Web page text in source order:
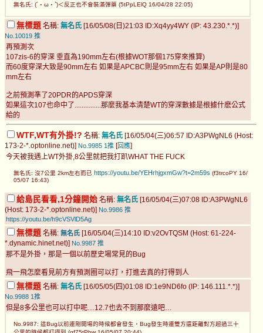
無名氏: (´・ω・`)＜反正也不會裝滿彈藥 (5tPpLElQ 16/04/28 22:05)
無標題 名稱: 無名氏 [16/05/08(日)21:03 ID:Xq4yy4WY (IP: 43.230.*.*)]
No.10019 推
再預測次
107zis-6的穿深 垂直為190mm左右(根據WOT那個175穿來推算)
而60度穿深大致是90mm左右 如果是APCBC則是95mm左右 如果是AP則是80
mm左右
之前預測準了20PDR的APDS穿深
如果這次107也命中了...............那麼我基本清楚WT的穿深數據是根據什麽公式
給的
WTF,WT有外掛!? 名稱: 無名氏 [16/05/04(三)06:57 ID:A3PWgNL6 (Host:
173-2-*.optonline.net)] No.9985 1推 [回應]
今天被我遇上WT外掛,8公里就把我打趴WHAT THE FUCK
無名氏: 沒7公里 2km左右而已 https://youtu.be/YEHrhjgxmGw?t=2m59s (f3trcoPY 16/
05/07 16:43)
給島民看看,1分鐘開始 名稱: 無名氏 [16/05/04(三)07:08 ID:A3PWgNL6
(Host: 173-2-*.optonline.net)] No.9986 推
https://youtu.be/h9cVSVlD5Ag
無標題 名稱: 無名氏 [16/05/04(三)14:10 ID:v2OvTQSM (Host: 61-224-
*.dynamic.hinet.net)] No.9987 推
那不是外掛，那是一個以前歷史場常見的Bug
飛一飛怎麼看見前方有預測圈可以打，打進去真的打得到人
無標題 名稱: 無名氏 [16/05/05(四)01:08 ID:1e9ND6fo (IP: 146.111.*.*)]
No.9988 1推
但是8多公里也可以打中呢…12.7也去不到那麼遠吧…
No.9987: 這Bug以前連剛開場的時候都會發生，Bug發生時連雙方還距離對方超過三十